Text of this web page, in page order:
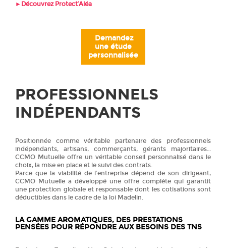
► Découvrez Protect’Aléa
Demandez
une étude
personnalisée
PROFESSIONNELS
INDÉPENDANTS
Positionnée comme véritable partenaire des professionnels
indépendants, artisans, commerçants, gérants majoritaires…
CCMO Mutuelle offre un véritable conseil personnalisé dans le
choix, la mise en place et le suivi des contrats.
Parce que la viabilité de l’entreprise dépend de son dirigeant,
CCMO Mutuelle a développé une offre complète qui garantit
une protection globale et responsable dont les cotisations sont
déductibles dans le cadre de la loi Madelin.
LA GAMME AROMATIQUES, DES PRESTATIONS
PENSÉES POUR RÉPONDRE AUX BESOINS DES TNS